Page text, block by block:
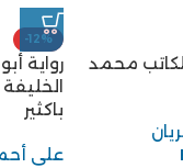
محمد
-12%
رواية
باكثير
علي